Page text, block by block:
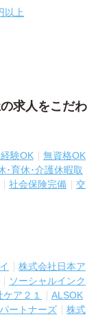
以上
求人をこだわ
験OK
無資格OK
･育休･介護休暇取
社会保険完備
交
株式会社日本ア
ソーシャルインク
ア２１
ALSOK
ートナーズ
株式